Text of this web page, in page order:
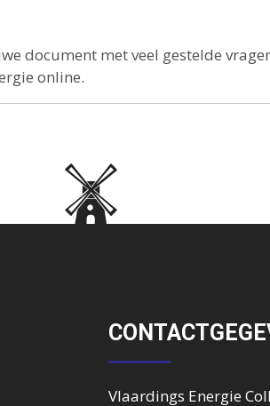
document met veel gestelde
online.
Vlaardings Energie